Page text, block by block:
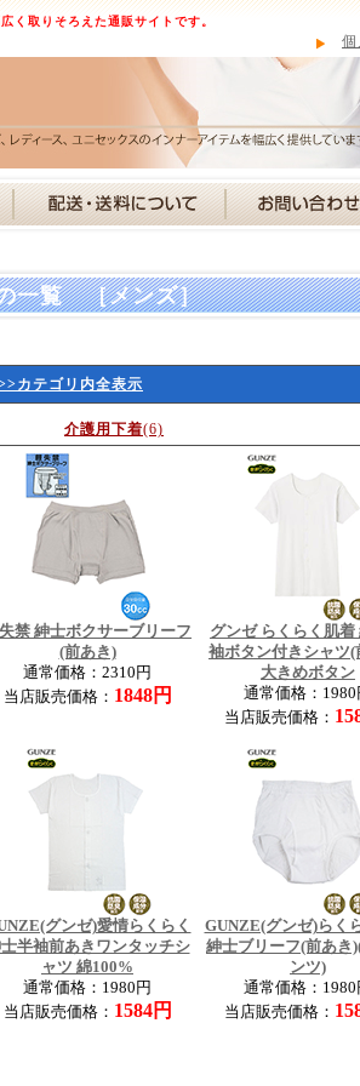
く取りそろえた通販サイトです。
個
一覧 ［メンズ］
カテゴリ内全表示
介護用下着(6)
禁 紳士ボクサーブリーフ
(前あき)
通常価格：2310円
当店販売価格： 1848円
グンゼ らくらく肌着
袖ボタン付きシャツ(
大きめボタン
通常価格：1980
当店販売価格：
グンゼ)愛情らくらく
半袖前あきワンタッチシ
ャツ 綿100%
通常価格：1980円
当店販売価格： 1584円
GUNZE(グンゼ)らく
紳士ブリーフ(前あき
ンツ)
通常価格：1980
当店販売価格：